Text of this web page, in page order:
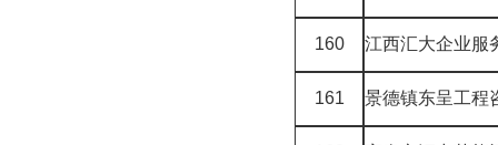
160 江西汇大企业服
161 景德镇东呈工程